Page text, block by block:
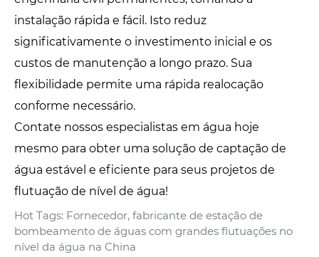
instalação rápida e fácil. Isto reduz
significativamente o investimento inicial e os
custos de manutenção a longo prazo. Sua
flexibilidade permite uma rápida realocação
conforme necessário.
Contate nossos especialistas em água hoje
mesmo para obter uma solução de captação de
água estável e eficiente para seus projetos de
flutuação de nível de água!
Hot Tags: Fornecedor, fabricante de estação de
bombeamento de águas com grandes flutuações no
nível da água na China